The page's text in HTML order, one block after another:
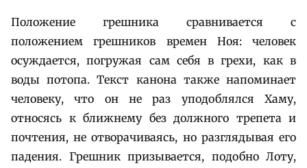
Положение грешника сравнивается с
положением грешников времен Ноя: человек
осуждается, погружая сам себя в грехи, как в
воды потопа. Текст канона также напоминает
человеку, что он не раз уподоблялся Хаму,
относясь к ближнему без должного трепета и
почтения, не отворачиваясь, но разглядывая его
падения. Грешник призывается, подобно Лоту,